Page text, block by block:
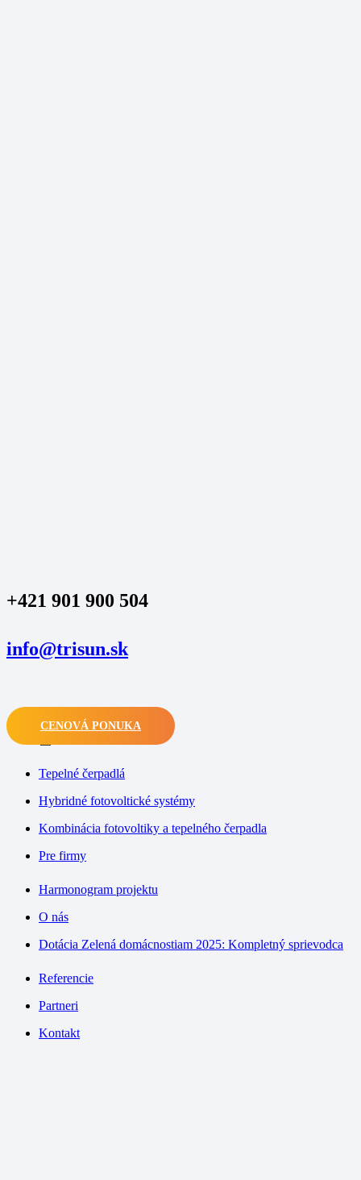
+421 901 900 504
info@trisun.sk
CENOVÁ PONUKA
Tepelné čerpadlá
Hybridné fotovoltické systémy
Kombinácia fotovoltiky a tepelného čerpadla
Pre firmy
Harmonogram projektu
O nás
Dotácia Zelená domácnostiam 2025: Kompletný sprievodca
Referencie
Partneri
Kontakt